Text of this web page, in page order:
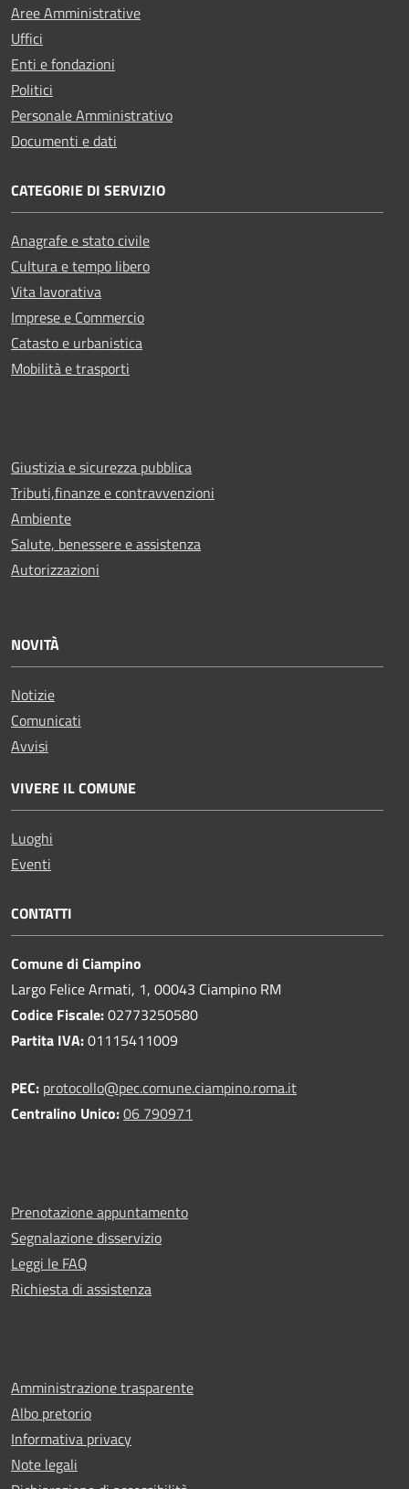
Aree Amministrative
Uffici
Enti e fondazioni
Politici
Personale Amministrativo
Documenti e dati
CATEGORIE DI SERVIZIO
Anagrafe e stato civile
Cultura e tempo libero
Vita lavorativa
Imprese e Commercio
Catasto e urbanistica
Mobilità e trasporti
Giustizia e sicurezza pubblica
Tributi,finanze e contravvenzioni
Ambiente
Salute, benessere e assistenza
Autorizzazioni
NOVITÀ
Notizie
Comunicati
Avvisi
VIVERE IL COMUNE
Luoghi
Eventi
CONTATTI
Comune di Ciampino
Largo Felice Armati, 1, 00043 Ciampino RM
Codice Fiscale:02773250580
Partita IVA:01115411009
PEC: protocollo@pec.comune.ciampino.roma.it
Centralino Unico:06 790971
Prenotazione appuntamento
Segnalazione disservizio
Leggi le FAQ
Richiesta di assistenza
Amministrazione trasparente
Albo pretorio
Informativa privacy
Note legali